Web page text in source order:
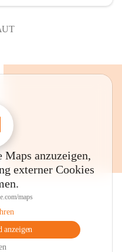
anzuzeigen,
externer Cookies
maps
anzeigen